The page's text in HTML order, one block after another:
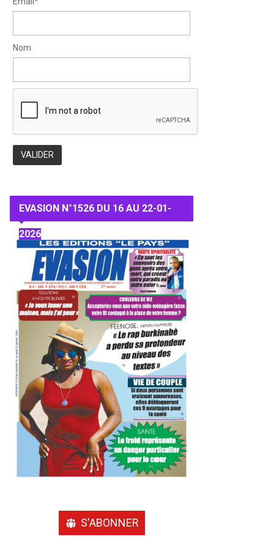
Nom
EVASION N°1526 DU 16 AU 22-01-
2026
S'ABONNER